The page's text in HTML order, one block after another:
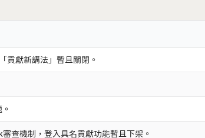
貢獻新講法」暫且關閉。
查機制，登入具名貢獻功能暫且下架。